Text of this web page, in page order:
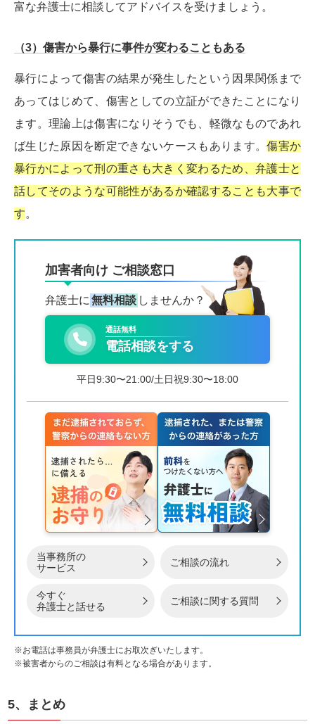
富な弁護士に相談してアドバイスを受けましょう。
（3）傷害から暴行に事件が変わることもある
暴行によって傷害の結果が発生したという因果関係まで
あってはじめて、傷害としての立証ができたことになり
ます。理論上は傷害になりそうでも、軽微なものであれ
ば生じた原因を断定できないケースもあります。傷害か
暴行かによって刑の重さも大きく変わるため、弁護士と
話してそのような可能性があるか確認することも大事で
す。
加害者向け ご相談窓口
弁護士に 無料相談 しませんか？
通話無料
電話相談をする
平日9:30〜21:00/土日祝9:30〜18:00
当事務所の
サービス
ご相談の流れ
今すぐ
弁護士と話せる
ご相談に関する質問
※お電話は事務員が弁護士にお取次ぎいたします。
※被害者からのご相談は有料となる場合があります。
5、まとめ